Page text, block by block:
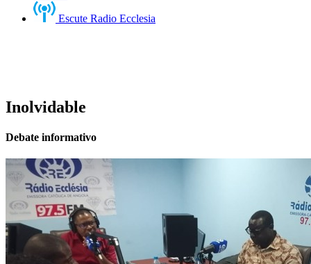
Escute Radio Ecclesia
Inolvidable
Debate informativo